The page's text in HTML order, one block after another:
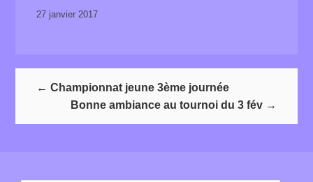
27 janvier 2017
←Championnat jeune 3ème journée
Bonne ambiance au tournoi du 3 fév→